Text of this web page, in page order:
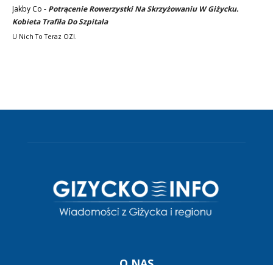
Jakby Co - Potrącenie Rowerzystki Na Skrzyżowaniu W Giżycku.
Kobieta Trafiła Do Szpitala
U Nich To Teraz OZI.